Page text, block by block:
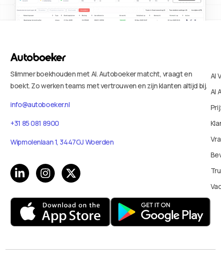
Slimmer boekhouden met AI. Autoboeker matcht, vraagt en
boekt. Zo werken teams met vertrouwen en zijn klanten altijd bij.
info@autoboeker.nl
+31 85 081 8900
Wipmolenlaan 1, 3447GJ Woerden
AI
AI